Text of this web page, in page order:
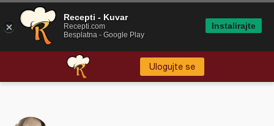
Ulogujte se
Recepti - Kuvar
Recepti.com
Besplatna - Google Play
Instalirajte